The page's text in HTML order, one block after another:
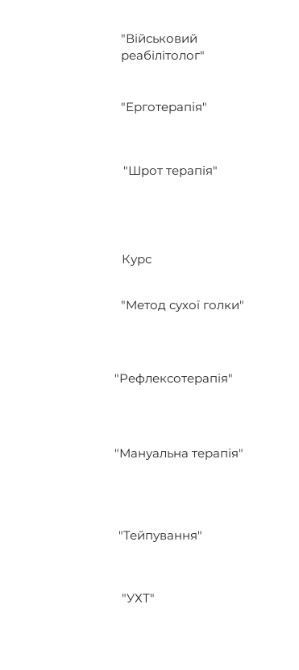
"Військовий
реабілітолог"
"Ерготерапія"
"Шрот терапія"
Курс
"Метод сухої голки"
"Рефлексотерапія"
"Мануальна терапія"
"Тейпування"
"УХТ"